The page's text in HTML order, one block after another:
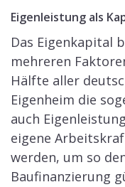
Eigenleistung als
Das Eigenkapital
mehreren
Hälfte aller
Eigenheim die
auch
eigene
werden, um so
Baufinanzierung